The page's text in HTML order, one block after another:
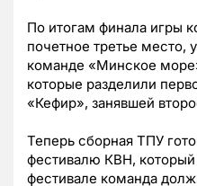
По итогам финала игры
почетное третье место,
команде «Минское
которые разделили
«Кефир», занявшей
Теперь сборная ТПУ
фестивалю КВН, который
фестивале команда